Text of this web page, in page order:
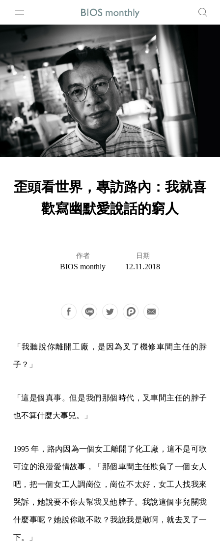
歪頭看世界，專訪路內：我就喜
歡寫幽默愛說話的窮人
作者
BIOS monthly
日期
12.11.2018
「我聽說你離開工廠，是因為叉了機修車間主任的脖
子？」
「這是個真事。但是我們那個時代，叉車間主任的脖子
也不算什麼大事兒。」
1995 年，路內因為一個女工離開了化工廠，這不是可歌
可泣的浪漫愛情故事，「那個車間主任欺負了一個女人
吧，把一個女工人調崗位，崗位不太好，女工人找我來
哭訴，她說要不你去幫我叉他脖子。我說這個事兒關我
什麼事呢？她說你敢不敢？我說我是敢啊，就去叉了一
下。」